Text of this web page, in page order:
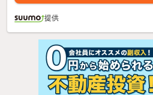
提供